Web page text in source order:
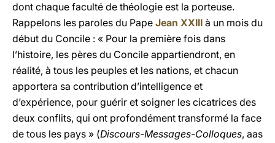
dont chaque faculté de théologie est la porteuse.
Rappelons les paroles du Pape Jean XXIII à un mois du
début du Concile : « Pour la première fois dans
l’histoire, les pères du Concile appartiendront, en
réalité, à tous les peuples et les nations, et chacun
apportera sa contribution d’intelligence et
d’expérience, pour guérir et soigner les cicatrices des
deux conflits, qui ont profondément transformé la face
de tous les pays » (Discours-Messages-Colloques, aas